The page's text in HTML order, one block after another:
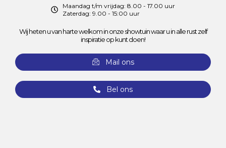
Maandag t/m vrijdag: 8.00 - 17.00 uur
Zaterdag: 9.00 - 15:00 uur
Wij heten u van harte welkom in onze showtuin waar u in alle rust zelf
inspiratie op kunt doen!
Mail ons
Bel ons